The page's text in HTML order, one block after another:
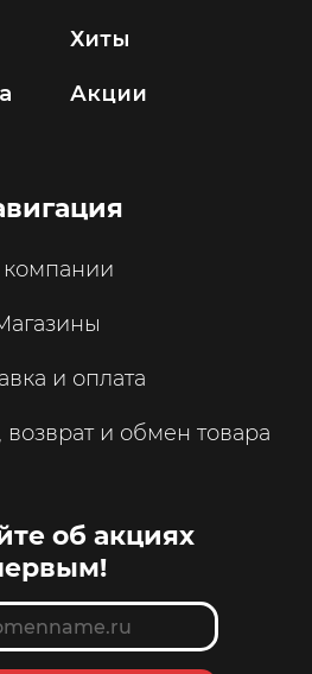
Хиты
Акции
и оплата
возврат и обмен товара
об акциях